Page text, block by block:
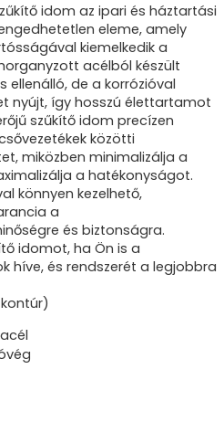
idom az ipari és háztartási
eleme, amely
kiemelkedik a
acélból készült
ellenálló, de a korrózióval
nyújt, így hosszú élettartamot
szűkítő idom precízen
közötti
miközben minimalizálja a
a hatékonyságot.
könnyen kezelhető,
a
és biztonságra.
idomot, ha Ön is a
híve, és rendszerét a legjobbra